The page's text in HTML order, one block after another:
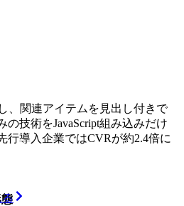
、関連アイテムを見出し付きで
の技術をJavaScript組み込みだけ
行導入企業ではCVRが約2.4倍に